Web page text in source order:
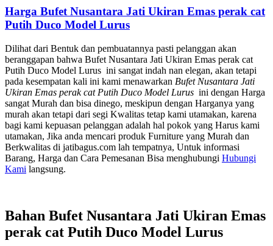
Harga Bufet Nusantara Jati Ukiran Emas perak cat
Putih Duco Model Lurus
Dilihat dari Bentuk dan pembuatannya pasti pelanggan akan
beranggapan bahwa Bufet Nusantara Jati Ukiran Emas perak cat
Putih Duco Model Lurus ini sangat indah nan elegan, akan tetapi
pada kesempatan kali ini kami menawarkan Bufet Nusantara Jati
Ukiran Emas perak cat Putih Duco Model Lurus ini dengan Harga
sangat Murah dan bisa dinego, meskipun dengan Harganya yang
murah akan tetapi dari segi Kwalitas tetap kami utamakan, karena
bagi kami kepuasan pelanggan adalah hal pokok yang Harus kami
utamakan, Jika anda mencari produk Furniture yang Murah dan
Berkwalitas di jatibagus.com lah tempatnya, Untuk informasi
Barang, Harga dan Cara Pemesanan Bisa menghubungi Hubungi
Kami langsung.
Bahan Bufet Nusantara Jati Ukiran Emas
perak cat Putih Duco Model Lurus